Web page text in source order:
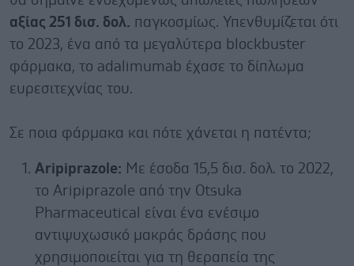
αξίας 251 δισ. δολ. παγκοσμίως. Υπενθυμίζεται ότι
το 2023, ένα από τα μεγαλύτερα blockbuster
φάρμακα, το adalimumab έχασε το δίπλωμα
ευρεσιτεχνίας του.
Σε ποια φάρμακα και πότε χάνεται η πατέντα;
Aripiprazole: Με έσοδα 15,5 δισ. δολ. το 2022,
το Aripiprazole από την Otsuka
Pharmaceutical είναι ένα ενέσιμο
αντιψυχωσικό μακράς δράσης που
χρησιμοποιείται για τη θεραπεία της